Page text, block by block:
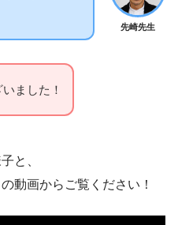
先崎先生
ました！
と、
動画からご覧ください！